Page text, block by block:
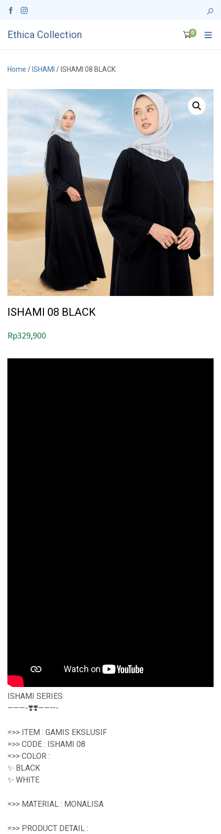
Ethica Collection 0
Home / ISHAMI / ISHAMI 08 BLACK
ISHAMI 08 BLACK
Rp329,900
ISHAMI SERIES
———-❣️❣️———-
=>> ITEM : GAMIS EKSLUSIF
=>> CODE : ISHAMI 08
=>> COLOR :
✨ BLACK
✨ WHITE
=>> MATERIAL : MONALISA
=>> PRODUCT DETAIL :